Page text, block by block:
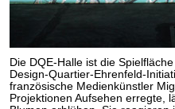
Die DQE-Halle ist die
Design-Quartier-Ehrenfeld-
französische Medienkünstler
Projektionen Aufsehen erregte,